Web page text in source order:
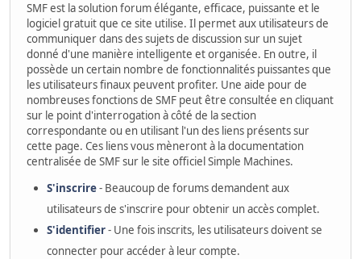
SMF est la solution forum élégante, efficace, puissante et le
logiciel gratuit que ce site utilise. Il permet aux utilisateurs de
communiquer dans des sujets de discussion sur un sujet
donné d'une manière intelligente et organisée. En outre, il
possède un certain nombre de fonctionnalités puissantes que
les utilisateurs finaux peuvent profiter. Une aide pour de
nombreuses fonctions de SMF peut être consultée en cliquant
sur le point d'interrogation à côté de la section
correspondante ou en utilisant l'un des liens présents sur
cette page. Ces liens vous mèneront à la documentation
centralisée de SMF sur le site officiel Simple Machines.
S'inscrire- Beaucoup de forums demandent aux
utilisateurs de s'inscrire pour obtenir un accès complet.
S'identifier- Une fois inscrits, les utilisateurs doivent se
connecter pour accéder à leur compte.